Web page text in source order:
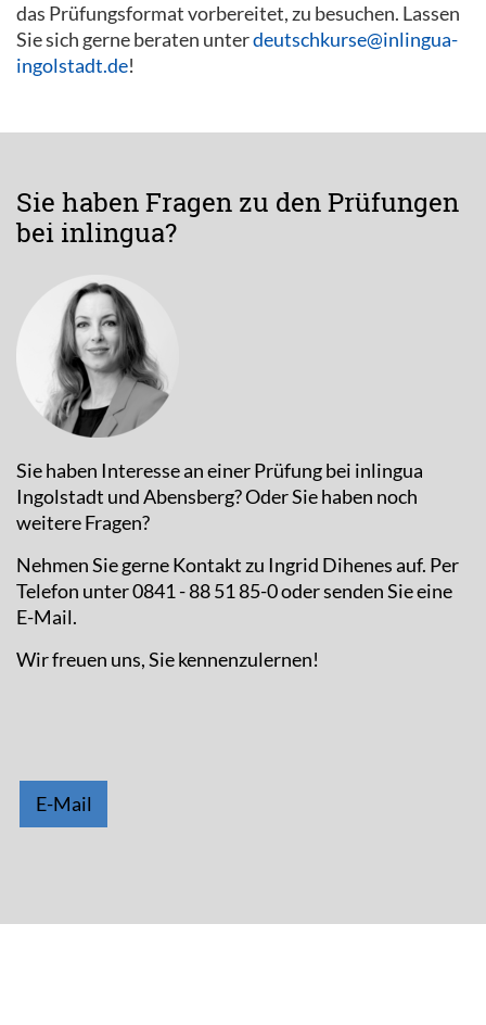
das Prüfungsformat vorbereitet, zu besuchen. Lassen
Sie sich gerne beraten unterdeutschkurse@inlingua-
ingolstadt.de!
Sie haben Fragen zu den Prüfungen
bei inlingua?
Sie haben Interesse an einer Prüfung bei inlingua
Ingolstadt und Abensberg? Oder Sie haben noch
weitere Fragen?
Nehmen Sie gerne Kontakt zu Ingrid Dihenes auf. Per
Telefon unter 0841 - 88 51 85-0 oder senden Sie eine
E-Mail.
Wir freuen uns, Sie kennenzulernen!
E-Mail